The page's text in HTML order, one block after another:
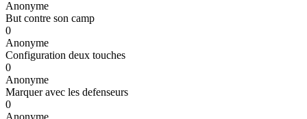
Anonyme
But contre son camp
0
Anonyme
Configuration deux touches
0
Anonyme
Marquer avec les defenseurs
0